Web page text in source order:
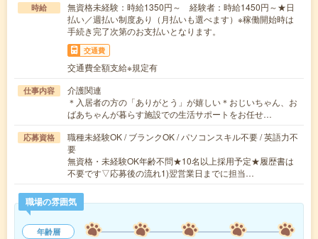
時給
無資格未経験：時給1350円～ 経験者：時給1450円～★日
払い／週払い制度あり（月払いも選べます）※稼働開始時は
手続き完了次第のお支払いとなります。
交通費
交通費全額支給※規定有
仕事内容
介護関連
＊入居者の方の「ありがとう」が嬉しい＊おじいちゃん、お
ばあちゃんが暮らす施設での生活サポートをお任せ…
応募資格
職種未経験OK / ブランクOK / パソコンスキル不要 / 英語力不
要
無資格・未経験OK年齢不問★10名以上採用予定★履歴書は
不要です▽応募後の流れ1)翌営業日までに担当…
職場の雰囲気
年齢層